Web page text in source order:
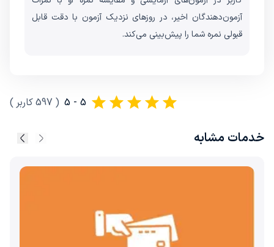
آزمون‌دهندگان اخیر، در روزهای نزدیک آزمون با دقت قابل
قبولی نمره شما را پیش‌بینی می‌کند.
5 - 5
(
597کاربر )
خدمات مشابه